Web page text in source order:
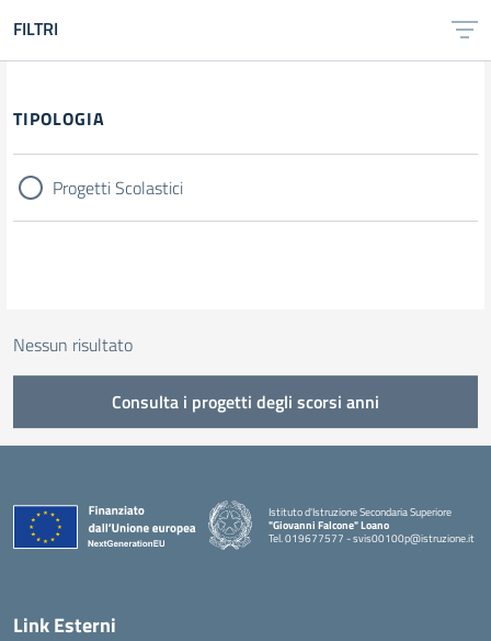
FILTRI
Filtri
TIPOLOGIA
Progetti Scolastici
Nessun risultato
Consulta i progetti degli scorsi anni
Istituto d'Istruzione Secondaria Superiore
"Giovanni Falcone" Loano
Tel. 019677577 - svis00100p@istruzione.it
— Visita la pagina iniziale della scuola
Link Esterni